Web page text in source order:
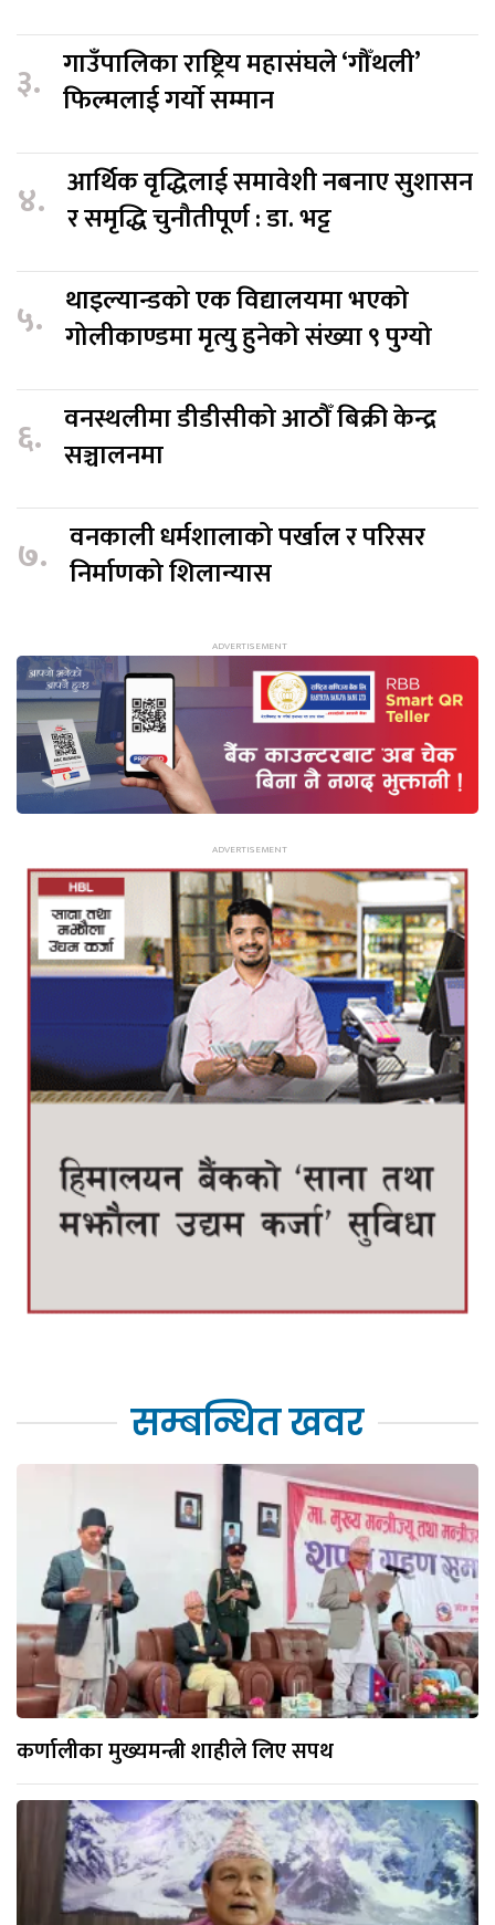
३. गाउँपालिका राष्ट्रिय महासंघले ‘गौँथली’
फिल्मलाई गर्याे सम्मान
४. आर्थिक वृद्धिलाई समावेशी नबनाए सुशासन
र समृद्धि चुनौतीपूर्ण : डा. भट्ट
५. थाइल्यान्डको एक विद्यालयमा भएको
गोलीकाण्डमा मृत्यु हुनेको संख्या ९ पुग्यो
६. वनस्थलीमा डीडीसीको आठौँ बिक्री केन्द्र
सञ्चालनमा
७. वनकाली धर्मशालाको पर्खाल र परिसर
निर्माणको शिलान्यास
सम्बन्धित खवर
कर्णालीका मुख्यमन्त्री शाहीले लिए सपथ